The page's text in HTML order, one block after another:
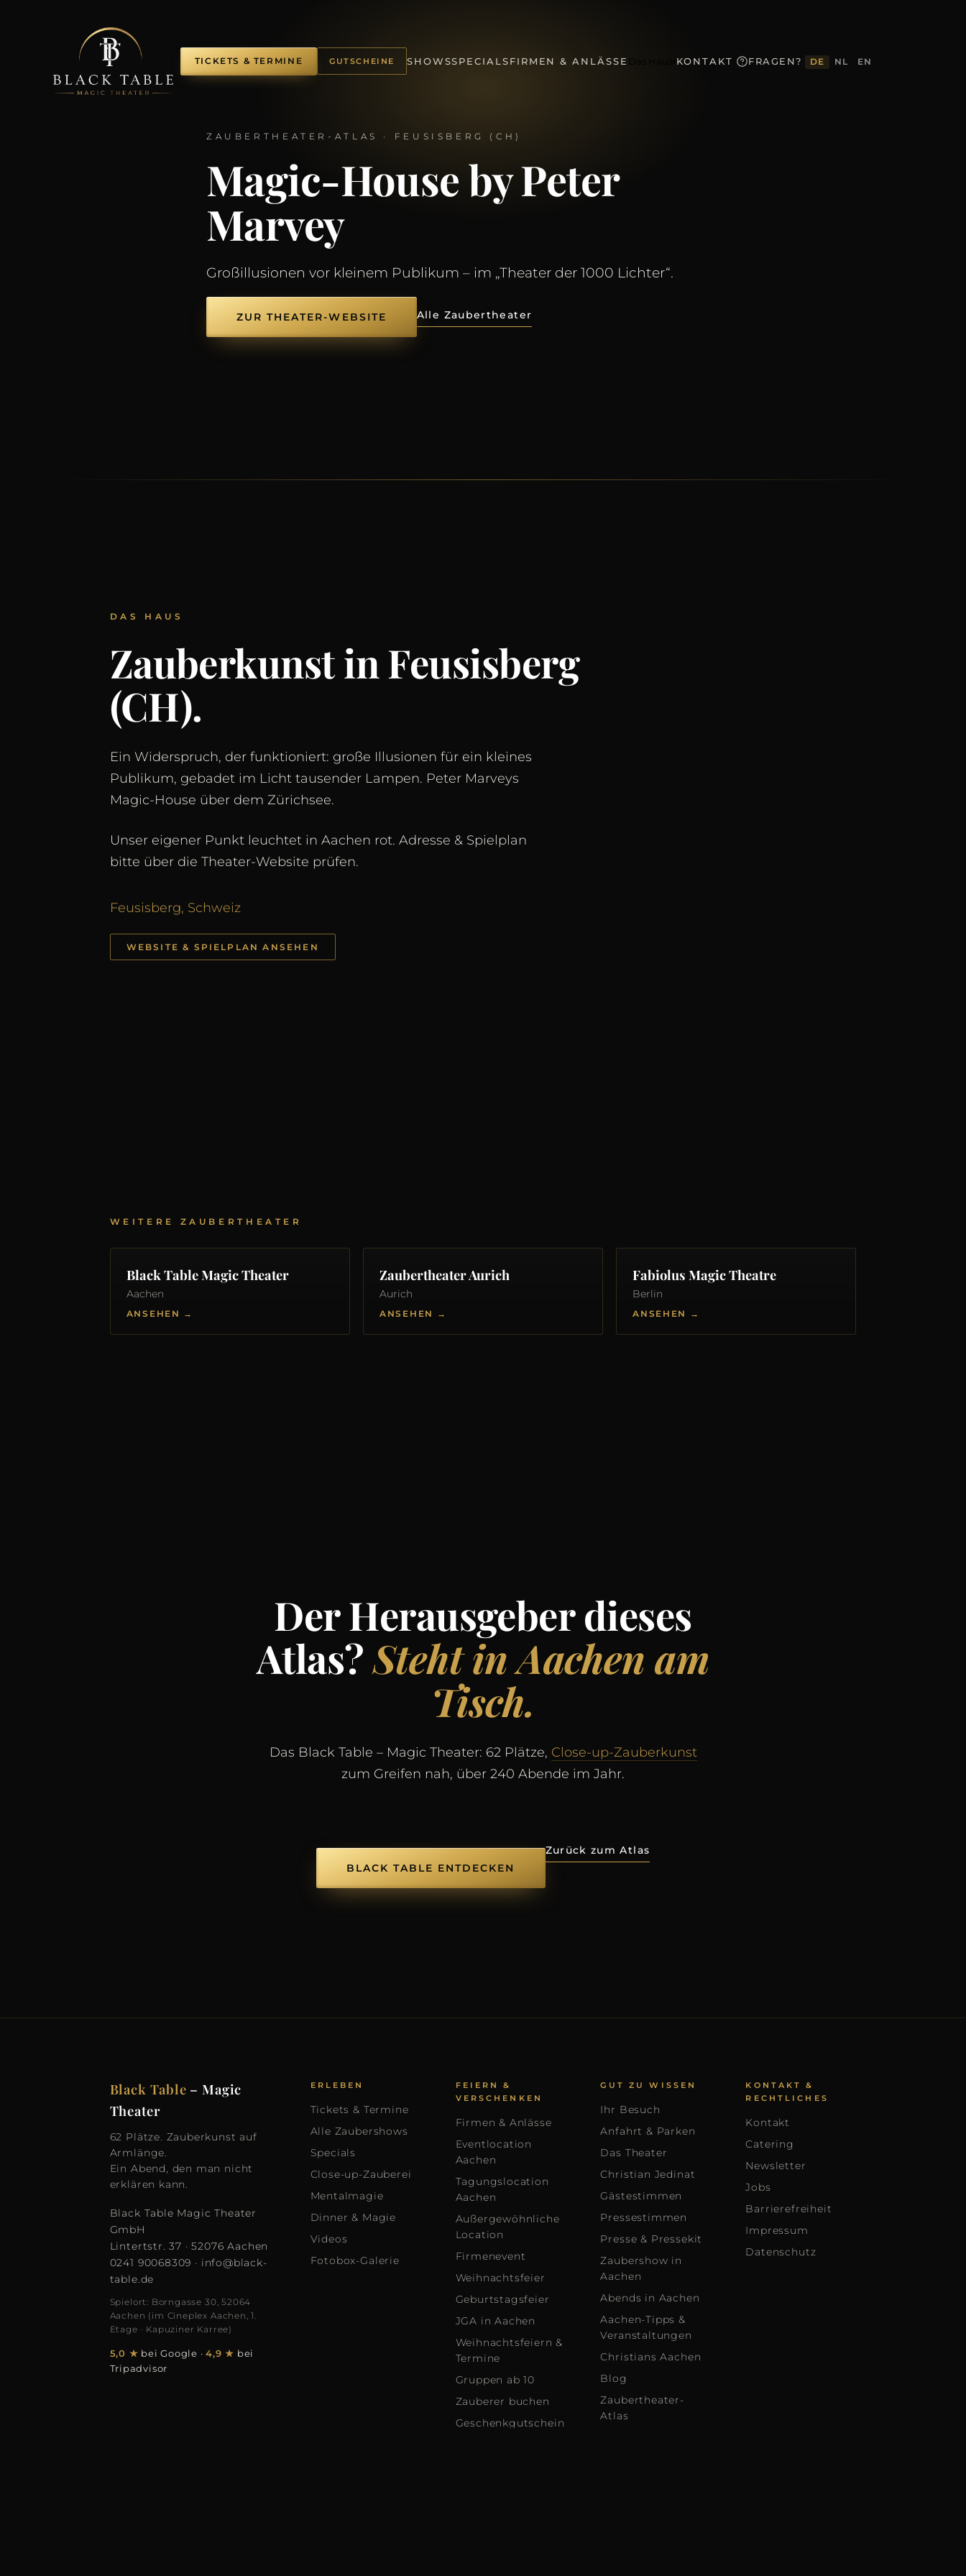
TICKETS & TERMINE GUTSCHEINE SHOWSSPECIALS FIRMEN & ANLÄSSE KONTAKT FRAGEN? DE NL EN
ZAUBERTHEATER-ATLAS · FEUSISBERG (CH)
Magic-House by Peter
Marvey
Großillusionen vor kleinem Publikum – im „Theater der 1000 Lichter“.
ZUR THEATER-WEBSITE Alle Zaubertheater
DAS HAUS
Zauberkunst in Feusisberg
(CH).
Ein Widerspruch, der funktioniert: große Illusionen für ein kleines
Publikum, gebadet im Licht tausender Lampen. Peter Marveys
Magic-House über dem Zürichsee.
Unser eigener Punkt leuchtet in Aachen rot. Adresse & Spielplan
bitte über die Theater-Website prüfen.
Feusisberg, Schweiz
WEBSITE & SPIELPLAN ANSEHEN
WEITERE ZAUBERTHEATER
Black Table Magic Theater
Aachen
ANSEHEN →
Zaubertheater Aurich
Aurich
ANSEHEN →
Fabiolus Magic Theatre
Berlin
ANSEHEN →
Der Herausgeber dieses
Atlas?Steht in Aachen am
Tisch.
Das Black Table – Magic Theater: 62 Plätze, Close-up-Zauberkunst
zum Greifen nah, über 240 Abende im Jahr.
BLACK TABLE ENTDECKEN
Zurück zum Atlas
Black Table – Magic
Theater
62 Plätze. Zauberkunst auf
Armlänge.
Ein Abend, den man nicht
erklären kann.
Black Table Magic Theater
GmbH
Lintertstr. 37 · 52076 Aachen
0241 90068309 · info@black-
table.de
Spielort: Borngasse 30, 52064
Aachen (im Cineplex Aachen, 1.
Etage · Kapuziner Karree)
5,0 ★ bei Google ·4,9 ★ bei
Tripadvisor
ERLEBEN
Tickets & Termine
Alle Zaubershows
Specials
Close-up-Zauberei
Mentalmagie
Dinner & Magie
Videos
Fotobox-Galerie
FEIERN &
VERSCHENKEN
Firmen & Anlässe
Eventlocation
Aachen
Tagungslocation
Aachen
Außergewöhnliche
Location
Firmenevent
Weihnachtsfeier
Geburtstagsfeier
JGA in Aachen
Weihnachtsfeiern &
Termine
Gruppen ab 10
Zauberer buchen
Geschenkgutschein
GUT ZU WISSEN
Ihr Besuch
Anfahrt & Parken
Das Theater
Christian Jedinat
Gästestimmen
Pressestimmen
Presse & Pressekit
Zaubershow in
Aachen
Abends in Aachen
Aachen-Tipps &
Veranstaltungen
Christians Aachen
Blog
Zaubertheater-
Atlas
KONTAKT &
RECHTLICHES
Kontakt
Catering
Newsletter
Jobs
Barrierefreiheit
Impressum
Datenschutz